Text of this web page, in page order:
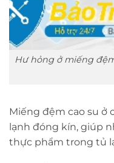
Hư hỏng ở miếng
Miếng đệm cao su ở
lạnh đóng kín, giúp
thực phẩm trong tủ